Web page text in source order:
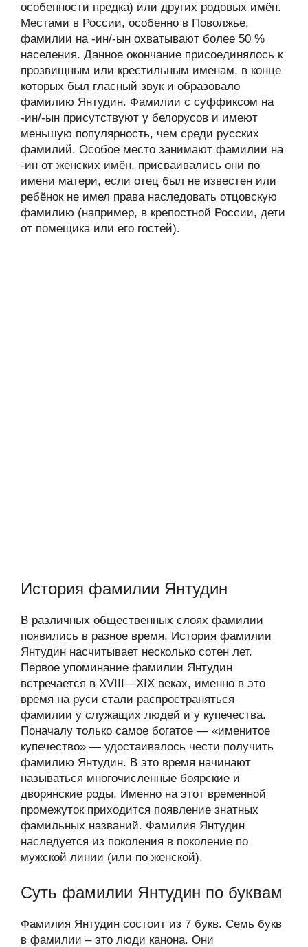
особенности предка) или других родовых имён.
Местами в России, особенно в Поволжье,
фамилии на -ин/-ын охватывают более 50 %
населения. Данное окончание присоединялось к
прозвищным или крестильным именам, в конце
которых был гласный звук и образовало
фамилию Янтудин. Фамилии с суффиксом на
-ин/-ын присутствуют у белорусов и имеют
меньшую популярность, чем среди русских
фамилий. Особое место занимают фамилии на
-ин от женских имён, присваивались они по
имени матери, если отец был не известен или
ребёнок не имел права наследовать отцовскую
фамилию (например, в крепостной России, дети
от помещика или его гостей).
История фамилии Янтудин
В различных общественных слоях фамилии
появились в разное время. История фамилии
Янтудин насчитывает несколько сотен лет.
Первое упоминание фамилии Янтудин
встречается в XVIII—XIX веках, именно в это
время на руси стали распространяться
фамилии у служащих людей и у купечества.
Поначалу только самое богатое — «именитое
купечество» — удостаивалось чести получить
фамилию Янтудин. В это время начинают
называться многочисленные боярские и
дворянские роды. Именно на этот временной
промежуток приходится появление знатных
фамильных названий. Фамилия Янтудин
наследуется из поколения в поколение по
мужской линии (или по женской).
Суть фамилии Янтудин по буквам
Фамилия Янтудин состоит из 7 букв. Семь букв
в фамилии – это люди канона. Они